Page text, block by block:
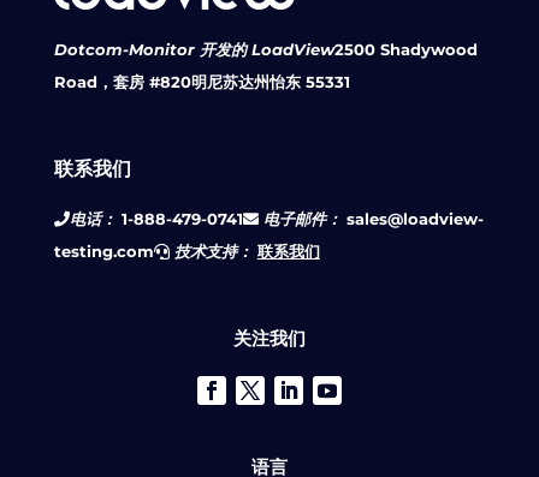
Dotcom-Monitor 开发的 LoadView2500 Shadywood
Road，套房 #820明尼苏达州怡东 55331
联系我们
电话： 1-888-479-0741 电子邮件： sales@loadview-
testing.com
技术支持： 联系我们
关注我们
语言